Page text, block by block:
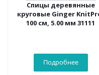
Спицы деревянные
круговые Ginger
100 см, 5.00 мм 31111
Подробнее